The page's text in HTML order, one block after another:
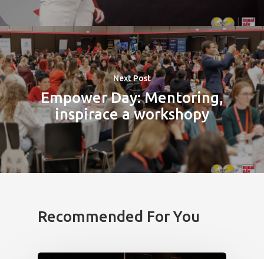
Next Post
Empower Day: Mentoring,
inspirace a workshopy
Recommended For You